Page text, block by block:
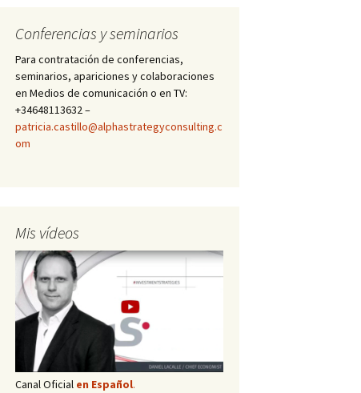
Conferencias y seminarios
Para contratación de conferencias,
seminarios, apariciones y colaboraciones
en Medios de comunicación o en TV:
+34648113632 –
patricia.castillo@alphastrategyconsulting.c
om
Mis vídeos
Canal Oficial en Español.